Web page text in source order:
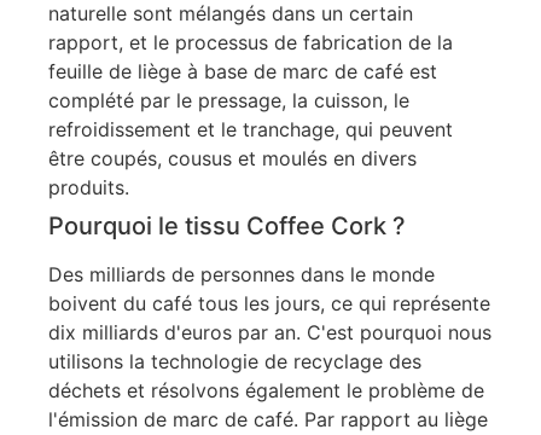
naturelle sont mélangés dans un certain
rapport, et le processus de fabrication de la
feuille de liège à base de marc de café est
complété par le pressage, la cuisson, le
refroidissement et le tranchage, qui peuvent
être coupés, cousus et moulés en divers
produits.
Pourquoi le tissu Coffee Cork ?
Des milliards de personnes dans le monde
boivent du café tous les jours, ce qui représente
dix milliards d'euros par an. C'est pourquoi nous
utilisons la technologie de recyclage des
déchets et résolvons également le problème de
l'émission de marc de café. Par rapport au liège